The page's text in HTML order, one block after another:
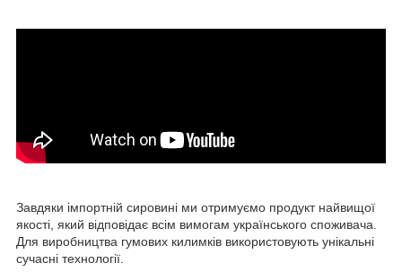
Завдяки імпортній сировині ми отримуємо продукт найвищої
якості, який відповідає всім вимогам українського споживача.
Для виробництва гумових килимків використовують унікальні
сучасні технології.